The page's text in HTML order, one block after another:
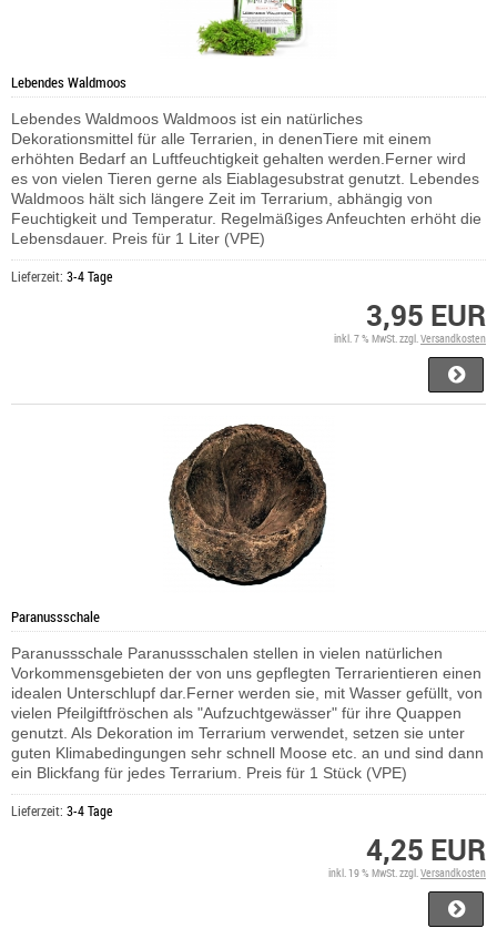
Lebendes Waldmoos
Lebendes Waldmoos Waldmoos ist ein natürliches
Dekorationsmittel für alle Terrarien, in denenTiere mit einem
erhöhten Bedarf an Luftfeuchtigkeit gehalten werden.Ferner wird
es von vielen Tieren gerne als Eiablagesubstrat genutzt. Lebendes
Waldmoos hält sich längere Zeit im Terrarium, abhängig von
Feuchtigkeit und Temperatur. Regelmäßiges Anfeuchten erhöht die
Lebensdauer. Preis für 1 Liter (VPE)
Lieferzeit: 3-4 Tage
3,95 EUR
inkl. 7 % MwSt. zzgl.Versandkosten
Paranussschale
Paranussschale Paranussschalen stellen in vielen natürlichen
Vorkommensgebieten der von uns gepflegten Terrarientieren einen
idealen Unterschlupf dar.Ferner werden sie, mit Wasser gefüllt, von
vielen Pfeilgiftfröschen als "Aufzuchtgewässer" für ihre Quappen
genutzt. Als Dekoration im Terrarium verwendet, setzen sie unter
guten Klimabedingungen sehr schnell Moose etc. an und sind dann
ein Blickfang für jedes Terrarium. Preis für 1 Stück (VPE)
Lieferzeit: 3-4 Tage
4,25 EUR
inkl. 19 % MwSt. zzgl.Versandkosten